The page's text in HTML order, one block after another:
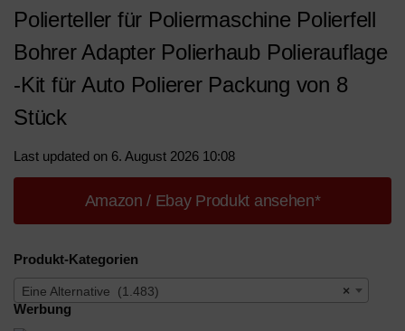
Polierteller für Poliermaschine Polierfell
Bohrer Adapter Polierhaub Polierauflage
-Kit für Auto Polierer Packung von 8
Stück
Last updated on 6. August 2026 10:08
Amazon / Ebay Produkt ansehen*
Produkt-Kategorien
×
Eine Alternative (1.483)
Werbung